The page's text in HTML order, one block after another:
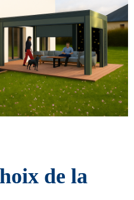
de la